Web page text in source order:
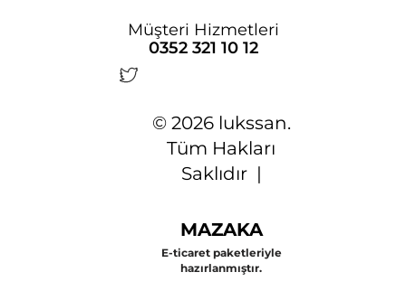
Müşteri Hizmetleri
0352 321 10 12
© 2026 lukssan.
Tüm Hakları
Saklıdır |
MAZAKA
E-ticaret paketleriyle
hazırlanmıştır.